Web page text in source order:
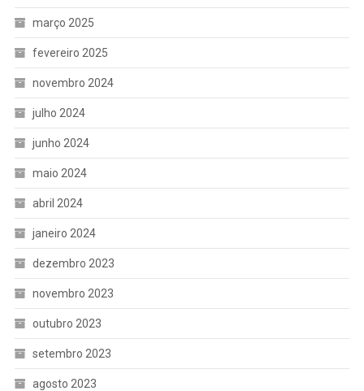
março 2025
fevereiro 2025
novembro 2024
julho 2024
junho 2024
maio 2024
abril 2024
janeiro 2024
dezembro 2023
novembro 2023
outubro 2023
setembro 2023
agosto 2023